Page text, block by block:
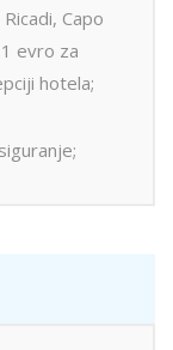
Capo
evro za
hotela;